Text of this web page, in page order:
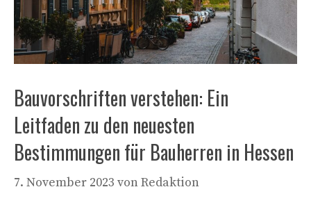
Bauvorschriften verstehen: Ein
Leitfaden zu den neuesten
Bestimmungen für Bauherren in Hessen
7. November 2023 vonRedaktion